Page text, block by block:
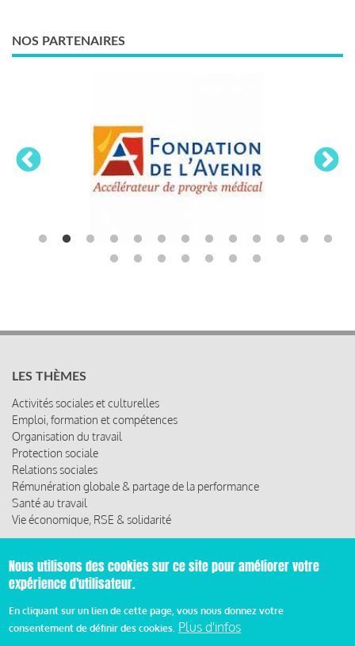
NOS PARTENAIRES
LES THÈMES
Activités sociales et culturelles
Emploi, formation et compétences
Organisation du travail
Protection sociale
Relations sociales
Rémunération globale & partage de la performance
Santé au travail
Vie économique, RSE & solidarité
Les abonnements
Les ressources
Nous utilisons des cookies sur ce site pour améliorer votre
expérience d'utilisateur.
En cliquant sur un lien de cette page, vous nous donnez votre
consentement de définir des cookies. Plus d'infos